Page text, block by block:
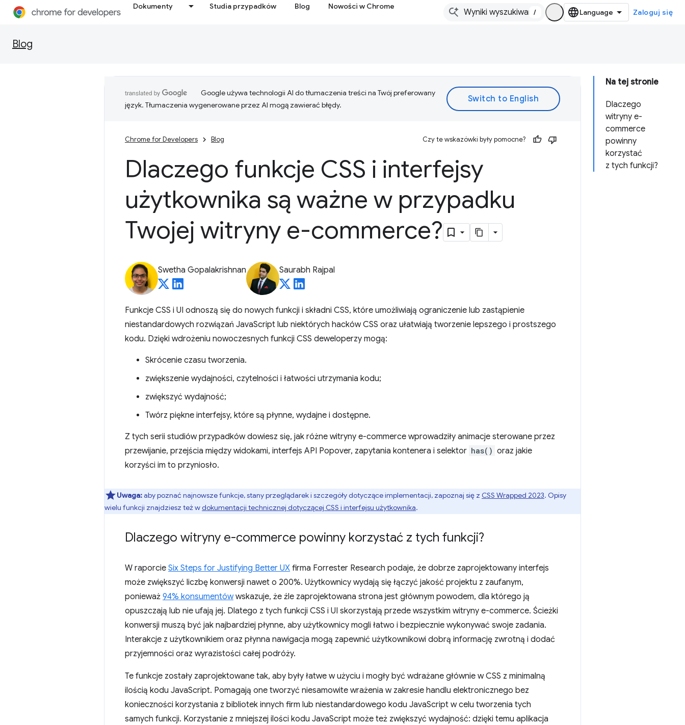
Dokumenty Studia przypadków Blog Nowości w Chrome
/ Zaloguj się
Blog
Na tej stronie
Dlaczego
witryny e-
commerce
powinny
korzystać
z tych funkcji?
Google używa technologii AI do tłumaczenia treści na Twój preferowany
język. Tłumaczenia wygenerowane przez AI mogą zawierać błędy.
Chrome for Developers Blog Czy te wskazówki były pomocne?
Dlaczego funkcje CSS i interfejsy
użytkownika są ważne w przypadku
Twojej witryny e-commerce?
Swetha Gopalakrishnan Saurabh Rajpal
Funkcje CSS i UI odnoszą się do nowych funkcji i składni CSS, które umożliwiają ograniczenie lub zastąpienie
niestandardowych rozwiązań JavaScript lub niektórych hacków CSS oraz ułatwiają tworzenie lepszego i prostszego
kodu. Dzięki wdrożeniu nowoczesnych funkcji CSS deweloperzy mogą:
Skrócenie czasu tworzenia.
zwiększenie wydajności, czytelności i łatwości utrzymania kodu;
zwiększyć wydajność;
Twórz piękne interfejsy, które są płynne, wydajne i dostępne.
Z tych serii studiów przypadków dowiesz się, jak różne witryny e-commerce wprowadziły animacje sterowane przez
przewijanie, przejścia między widokami, interfejs API Popover, zapytania kontenera i selektor has() oraz jakie
korzyści im to przyniosło.
Uwaga:aby poznać najnowsze funkcje, stany przeglądarek i szczegóły dotyczące implementacji, zapoznaj się z CSS Wrapped 2023. Opisy
wielu funkcji znajdziesz też wdokumentacji technicznej dotyczącej CSS i interfejsu użytkownika.
Dlaczego witryny e-commerce powinny korzystać z tych funkcji?
W raporcie Six Steps for Justifying Better UX firma Forrester Research podaje, że dobrze zaprojektowany interfejs
może zwiększyć liczbę konwersji nawet o 200%. Użytkownicy wydają się łączyć jakość projektu z zaufanym,
ponieważ 94% konsumentówwskazuje, że źle zaprojektowana strona jest głównym powodem, dla którego ją
opuszczają lub nie ufają jej. Dlatego z tych funkcji CSS i UI skorzystają przede wszystkim witryny e-commerce. Ścieżki
konwersji muszą być jak najbardziej płynne, aby użytkownicy mogli łatwo i bezpiecznie wykonywać swoje zadania.
Interakcje z użytkownikiem oraz płynna nawigacja mogą zapewnić użytkownikowi dobrą informację zwrotną i dodać
przyjemności oraz wyrazistości całej podróży.
Te funkcje zostały zaprojektowane tak, aby były łatwe w użyciu i mogły być wdrażane głównie w CSS z minimalną
ilością kodu JavaScript. Pomagają one tworzyć niesamowite wrażenia w zakresie handlu elektronicznego bez
konieczności korzystania z bibliotek innych firm lub niestandardowego kodu JavaScript w celu tworzenia tych
samych funkcji. Korzystanie z mniejszej ilości kodu JavaScript może też zwiększyć wydajność: dzięki temu aplikacja